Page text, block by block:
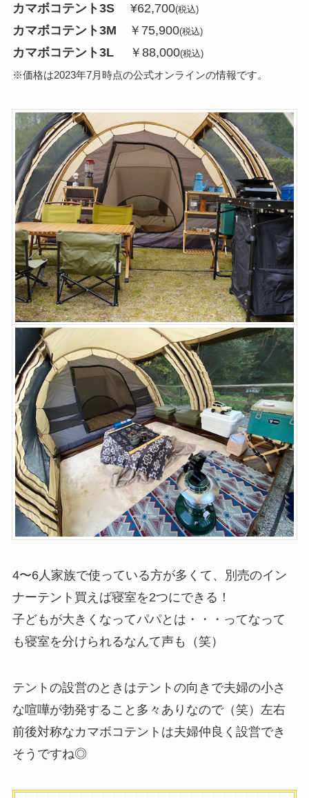
カマボコテント3S¥62,700(税込)
カマボコテント3M ￥75,900(税込)
カマボコテント3L￥88,000(税込)
※価格は2023年7月時点の公式オンラインの情報です。
4〜6人家族で使っている方が多くて、別売のイン
ナーテント買えば寝室を2つにできる！
子どもが大きくなってパパとは・・・ってなって
も寝室を分けられるなんて声も（笑）
テントの設営のときはテントの向きで夫婦の小さ
な喧嘩が勃発すること多々ありなので（笑）左右
前後対称なカマボコテントは夫婦仲良く設営でき
そうですね◎